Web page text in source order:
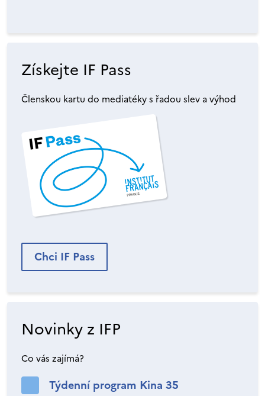
Získejte IF Pass
Členskou kartu do mediatéky s řadou slev a výhod
Chci IF Pass
Novinky z IFP
Co vás zajímá?
Týdenní program Kina 35